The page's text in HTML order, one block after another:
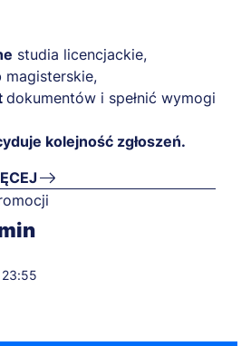
studia licencjackie,
magisterskie,
dokumentów i spełnić wymogi
kolejność zgłoszeń.